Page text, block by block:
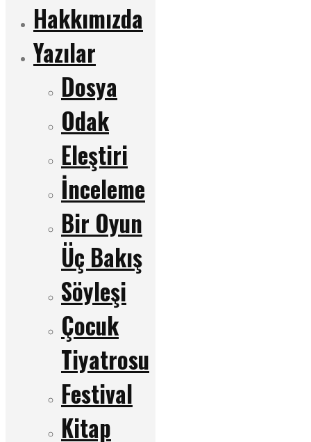
Hakkımızda
Yazılar
Dosya
Odak
Eleştiri
İnceleme
Bir Oyun
Üç Bakış
Söyleşi
Çocuk
Tiyatrosu
Festival
Kitap